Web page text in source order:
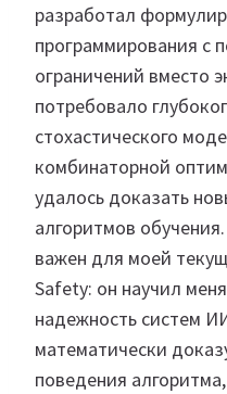
разработал
программирования с
ограничений вместо
потребовало
стохастического
комбинаторной
удалось доказать
алгоритмов
важен для моей
Safety: он научил
надежность систем
математически
поведения